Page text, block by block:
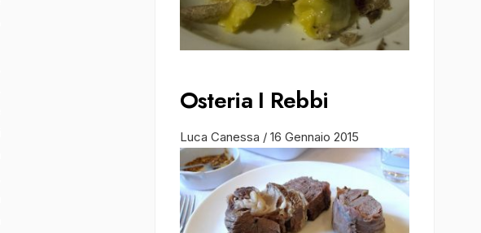
Osteria I Rebbi
Luca Canessa / 16 Gennaio 2015